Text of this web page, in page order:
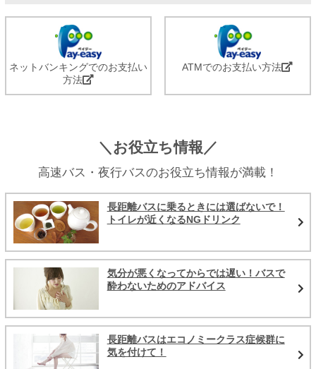
ネットバンキングでのお支払い
方法
ATMでのお支払い方法
＼お役立ち情報／
高速バス・夜行バスのお役立ち情報が満載！
長距離バスに乗るときには選ばないで！
トイレが近くなるNGドリンク
気分が悪くなってからでは遅い！バスで
酔わないためのアドバイス
長距離バスはエコノミークラス症候群に
気を付けて！